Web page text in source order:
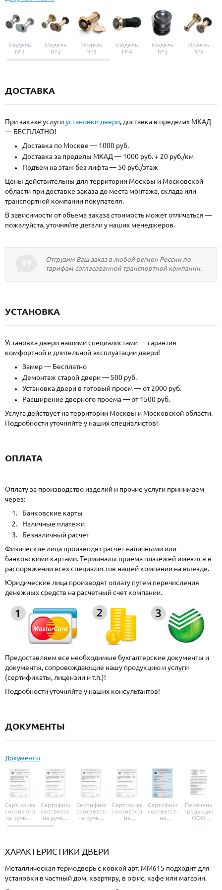
Модель
№1
Модель
№2
Модель
№3
Модель
№4
Модель
№5
Модель
№6
ДОСТАВКА
При заказе услугиустановки двери, доставка в пределах МКАД
— БЕСПЛАТНО!
Доставка по Москве — 1000 руб.
Доставка за пределы МКАД — 1000 руб. + 20 руб./км
Подъем на этаж без лифта — 50 руб./этаж
Цены действительны для территории Москвы и Московской
области при доставке заказа до места монтажа, склада или
транспортной компании покупателя.
В зависимости от объема заказа стоимость может отличаться —
пожалуйста, уточняйте детали у наших менеджеров.
Отгрузим Ваш заказ в любой регион России по
тарифам согласованной транспортной компании.
УСТАНОВКА
Установка двери нашими специалистами — гарантия
комфортной и длительной эксплуатации двери!
Замер — Бесплатно
Демонтаж старой двери — 500 руб.
Установка двери в готовый проем — от 2000 руб.
Расширение дверного проема — от 1500 руб.
Услуга действует на территории Москвы и Московской области.
Подробности уточняйте у наших специалистов!
ОПЛАТА
Оплату за производство изделий и прочие услуги принимаем
через:
Банковские карты
Наличные платежи
Безналичный расчет
Физические лица производят расчет наличными или
банковскими картами. Терминалы приема платежей имеются в
распоряжении всех специалистов нашей компании на выезде.
Юридические лица производят оплату путем перечисления
денежных средств на расчетный счет компании.
Предоставляем все необходимые бухгалтерские документы и
документы, сопровождающие нашу продукцию и услуги
(сертификаты, лицензии и т.п.)!
Подробности уточняйте у наших консультантов!
ДОКУМЕНТЫ
Документы
Сертификат
соответствия
на ручки и
броненакладки
Сертификат
соответствия
на ручки-
защелки
Сертификат
соответствия
на ручки-
Сертификат
соответствия
на
Сертификат
соответствия
на
Перечень
продукции
ООО
ХАРАКТЕРИСТИКИ ДВЕРИ
Металлическая термодверь с ковкой арт. ММ615 подходит для
установки в частный дом, квартиру, в офис, кафе или магазин.